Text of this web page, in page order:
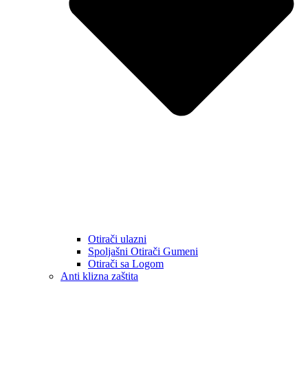
Otirači ulazni
Spoljašni Otirači Gumeni
Otirači sa Logom
Anti klizna zaštita